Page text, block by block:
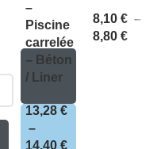
–
Piscine
carrelée
– Béton
/ Liner
13,28 €
–
14,40 €
8,10€ –
8,80€